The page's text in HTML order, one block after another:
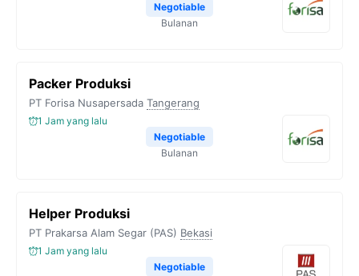
Negotiable
Bulanan
Packer Produksi
PT Forisa Nusapersada Tangerang
1 Jam yang lalu
Negotiable
Bulanan
Helper Produksi
PT Prakarsa Alam Segar (PAS) Bekasi
1 Jam yang lalu
Negotiable